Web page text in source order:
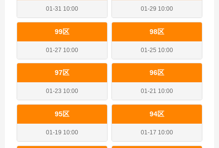
01-31 10:00 01-29 10:00
99区
01-27 10:00
98区
01-25 10:00
97区
01-23 10:00
96区
01-21 10:00
95区
01-19 10:00
94区
01-17 10:00